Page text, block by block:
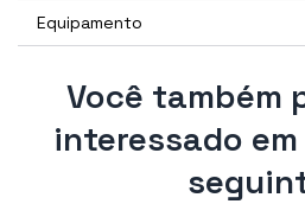
Equipamento
Você também
interessado